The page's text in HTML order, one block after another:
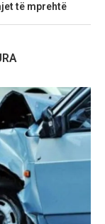
të mprehtë